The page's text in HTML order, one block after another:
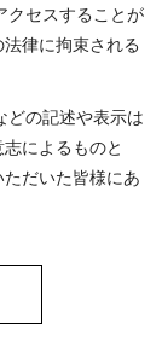
クセスすることが
律に拘束される
どの記述や表示は
によるものと
だいた皆様にあ